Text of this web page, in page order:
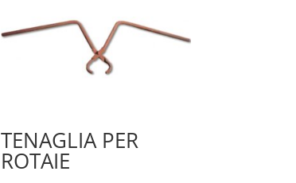
TENAGLIA PER
ROTAIE